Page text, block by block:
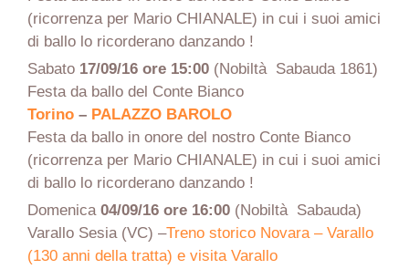
(ricorrenza per Mario CHIANALE) in cui i suoi amici
di ballo lo ricorderano danzando !
Sabato 17/09/16 ore 15:00 (Nobiltà Sabauda 1861)
Festa da ballo del Conte Bianco
Torino – PALAZZO BAROLO
Festa da ballo in onore del nostro Conte Bianco
(ricorrenza per Mario CHIANALE) in cui i suoi amici
di ballo lo ricorderano danzando !
Domenica04/09/16 ore 16:00 (Nobiltà Sabauda)
Varallo Sesia (VC) –Treno storico Novara – Varallo
(130 anni della tratta) e visita Varallo